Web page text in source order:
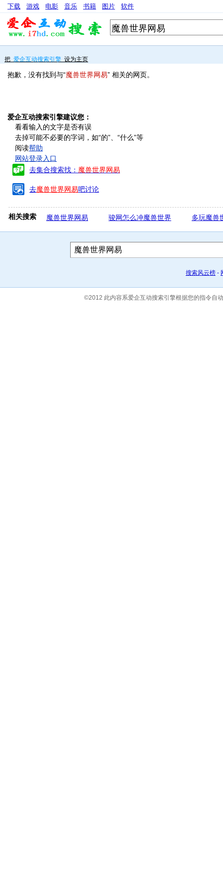
下载 游戏 电影 音乐 书籍 图片 软件
把 爱企互动搜索引擎 设为主页
抱歉，没有找到与“魔兽世界网易” 相关的网页。
爱企互动搜索引擎建议您：
看看输入的文字是否有误
去掉可能不必要的字词，如“的”、“什么”等
阅读帮助
网站登录入口
去集合搜索找： 魔兽世界网易
去魔兽世界网易吧讨论
相关搜索 魔兽世界网易 骏网怎么冲魔兽世界 多玩魔兽
搜索风云榜 -
©2012 此内容系爱企互动搜索引擎根据您的指令自